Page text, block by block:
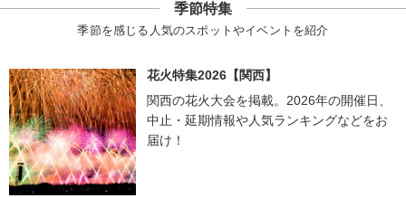
季節特集
季節を感じる人気のスポットやイベントを紹介
花火特集2026【関西】
関西の花火大会を掲載。2026年の開催日、
中止・延期情報や人気ランキングなどをお
届け！